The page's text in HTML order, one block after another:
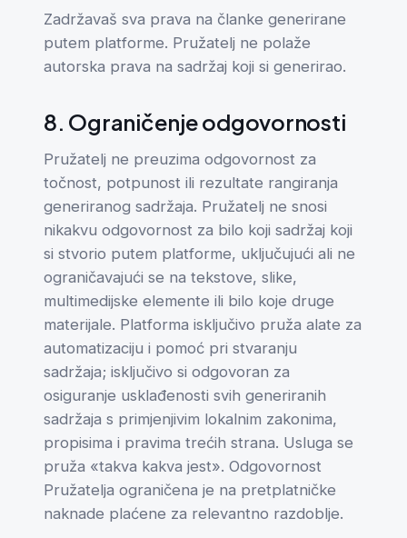
Zadržavaš sva prava na članke generirane
putem platforme. Pružatelj ne polaže
autorska prava na sadržaj koji si generirao.
8. Ograničenje odgovornosti
Pružatelj ne preuzima odgovornost za
točnost, potpunost ili rezultate rangiranja
generiranog sadržaja. Pružatelj ne snosi
nikakvu odgovornost za bilo koji sadržaj koji
si stvorio putem platforme, uključujući ali ne
ograničavajući se na tekstove, slike,
multimedijske elemente ili bilo koje druge
materijale. Platforma isključivo pruža alate za
automatizaciju i pomoć pri stvaranju
sadržaja; isključivo si odgovoran za
osiguranje usklađenosti svih generiranih
sadržaja s primjenjivim lokalnim zakonima,
propisima i pravima trećih strana. Usluga se
pruža «takva kakva jest». Odgovornost
Pružatelja ograničena je na pretplatničke
naknade plaćene za relevantno razdoblje.